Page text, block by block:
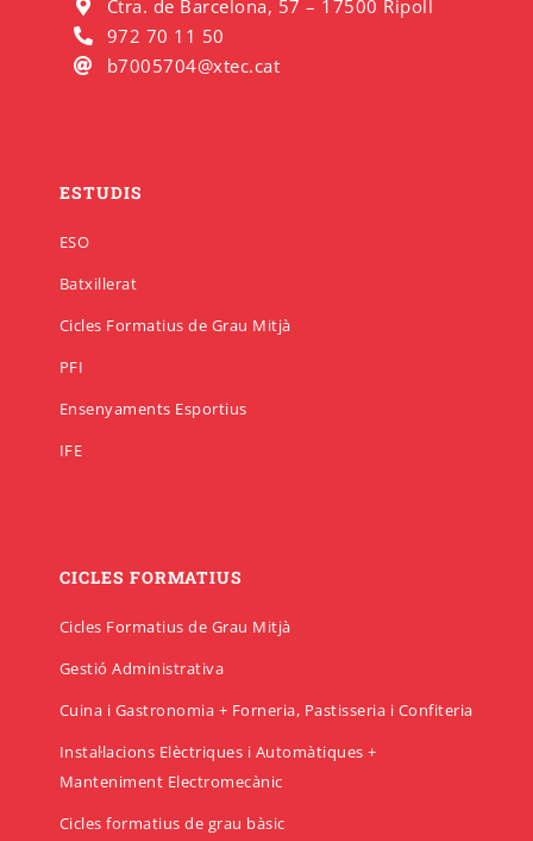
Ctra. de Barcelona, 57 – 17500 Ripoll
972 70 11 50
b7005704@xtec.cat
ESTUDIS
ESO
Batxillerat
Cicles Formatius de Grau Mitjà
PFI
Ensenyaments Esportius
IFE
CICLES FORMATIUS
Cicles Formatius de Grau Mitjà
Gestió Administrativa
Cuina i Gastronomia + Forneria, Pastisseria i Confiteria
Instal·lacions Elèctriques i Automàtiques +
Manteniment Electromecànic
Cicles formatius de grau bàsic